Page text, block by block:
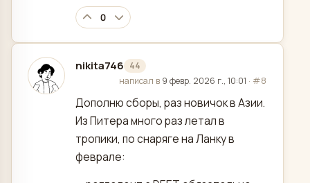
0
nikita746 44
отредактировано
написал в 9 февр. 2026 г., 10:01 · #8
Дополню сборы, раз новичок в Азии.
Из Питера много раз летал в
тропики, по снаряге на Ланку в
феврале: